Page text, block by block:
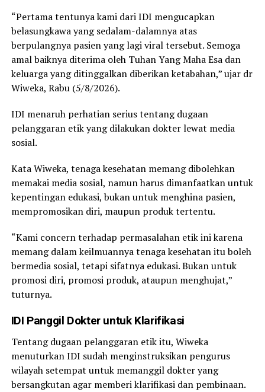
“Pertama tentunya kami dari IDI mengucapkan
belasungkawa yang sedalam-dalamnya atas
berpulangnya pasien yang lagi viral tersebut. Semoga
amal baiknya diterima oleh Tuhan Yang Maha Esa dan
keluarga yang ditinggalkan diberikan ketabahan,” ujar dr
Wiweka, Rabu (5/8/2026).
IDI menaruh perhatian serius tentang dugaan
pelanggaran etik yang dilakukan dokter lewat media
sosial.
Kata Wiweka, tenaga kesehatan memang dibolehkan
memakai media sosial, namun harus dimanfaatkan untuk
kepentingan edukasi, bukan untuk menghina pasien,
mempromosikan diri, maupun produk tertentu.
“Kami concern terhadap permasalahan etik ini karena
memang dalam keilmuannya tenaga kesehatan itu boleh
bermedia sosial, tetapi sifatnya edukasi. Bukan untuk
promosi diri, promosi produk, ataupun menghujat,”
tuturnya.
IDI Panggil Dokter untuk Klarifikasi
Tentang dugaan pelanggaran etik itu, Wiweka
menuturkan IDI sudah menginstruksikan pengurus
wilayah setempat untuk memanggil dokter yang
bersangkutan agar memberi klarifikasi dan pembinaan.